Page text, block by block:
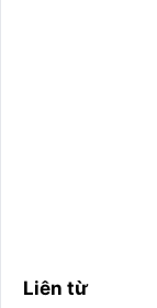
Liên từ